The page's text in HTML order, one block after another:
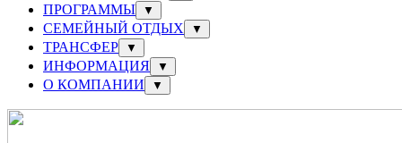
ПРОГРАММЫ ▼
СЕМЕЙНЫЙ ОТДЫХ ▼
ТРАНСФЕР ▼
ИНФОРМАЦИЯ ▼
О КОМПАНИИ ▼